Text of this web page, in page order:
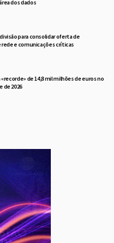
dos dados
para consolidar oferta de
e comunicações críticas
de 14,8 mil milhões de euros no
de 2026